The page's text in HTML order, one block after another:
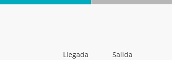
Llegada
Salida